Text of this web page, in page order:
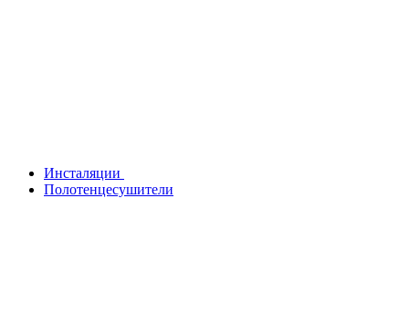
Инсталяции
Полотенцесушители